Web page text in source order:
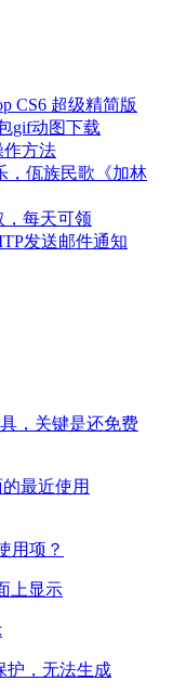
CS6 超级精简版
gif动图下载
作方法
，佤族民歌《加林
，每天可领
发送邮件通知
，关键是还免费
用项？